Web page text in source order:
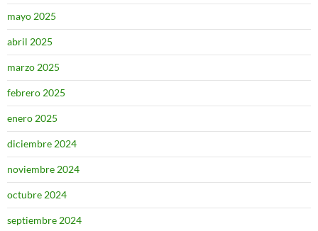
mayo 2025
abril 2025
marzo 2025
febrero 2025
enero 2025
diciembre 2024
noviembre 2024
octubre 2024
septiembre 2024